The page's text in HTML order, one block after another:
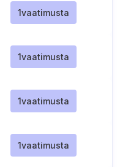
1vaatimusta
1vaatimusta
1vaatimusta
1vaatimusta